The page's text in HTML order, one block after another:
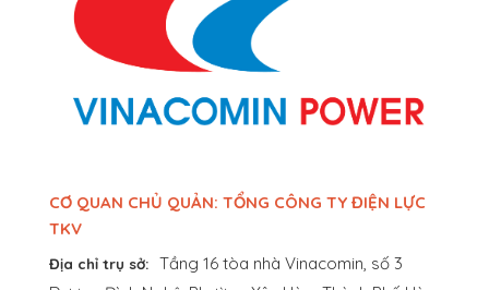
CƠ QUAN CHỦ QUẢN: TỔNG CÔNG TY ĐIỆN LỰC
TKV
Địa chỉ trụ sở: Tầng 16 tòa nhà Vinacomin, số 3